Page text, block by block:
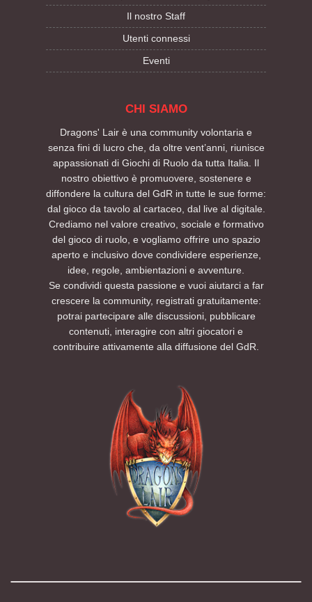
Il nostro Staff
Utenti connessi
Eventi
CHI SIAMO
Dragons' Lair è una community volontaria e
senza fini di lucro che, da oltre vent’anni, riunisce
appassionati di Giochi di Ruolo da tutta Italia. Il
nostro obiettivo è promuovere, sostenere e
diffondere la cultura del GdR in tutte le sue forme:
dal gioco da tavolo al cartaceo, dal live al digitale.
Crediamo nel valore creativo, sociale e formativo
del gioco di ruolo, e vogliamo offrire uno spazio
aperto e inclusivo dove condividere esperienze,
idee, regole, ambientazioni e avventure.
Se condividi questa passione e vuoi aiutarci a far
crescere la community, registrati gratuitamente:
potrai partecipare alle discussioni, pubblicare
contenuti, interagire con altri giocatori e
contribuire attivamente alla diffusione del GdR.